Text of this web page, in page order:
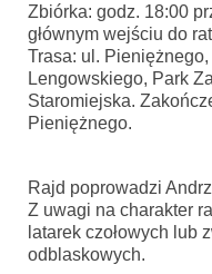
Zbiórka: godz. 18:00
głównym wejściu do
Trasa: ul.
Lengowskiego, Park
Staromiejska.
Pieniężnego.
Rajd poprowadzi
Z uwagi na charakter
latarek czołowych lub
odblaskowych.